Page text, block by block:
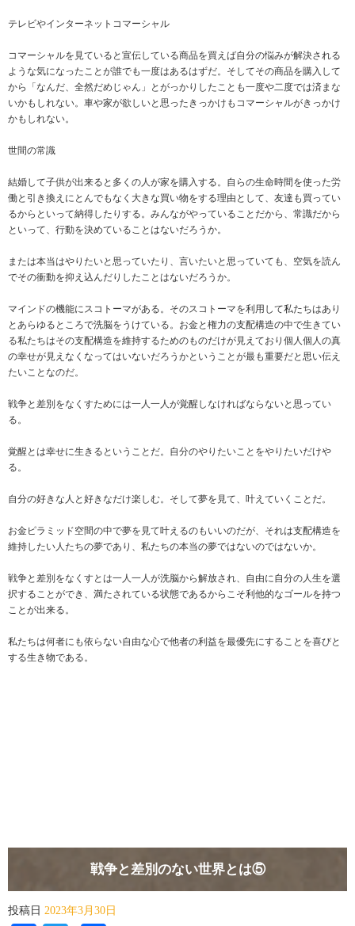
テレビやインターネットコマーシャル
コマーシャルを見ていると宣伝している商品を買えば自分の悩みが解決される
ような気になったことが誰でも一度はあるはずだ。そしてその商品を購入して
から「なんだ、全然だめじゃん」とがっかりしたことも一度や二度では済まな
いかもしれない。車や家が欲しいと思ったきっかけもコマーシャルがきっかけ
かもしれない。
世間の常識
結婚して子供が出来ると多くの人が家を購入する。自らの生命時間を使った労
働と引き換えにとんでもなく大きな買い物をする理由として、友達も買ってい
るからといって納得したりする。みんながやっていることだから、常識だから
といって、行動を決めていることはないだろうか。
または本当はやりたいと思っていたり、言いたいと思っていても、空気を読ん
でその衝動を抑え込んだりしたことはないだろうか。
マインドの機能にスコトーマがある。そのスコトーマを利用して私たちはあり
とあらゆるところで洗脳をうけている。お金と権力の支配構造の中で生きてい
る私たちはその支配構造を維持するためのものだけが見えており個人個人の真
の幸せが見えなくなってはいないだろうかということが最も重要だと思い伝え
たいことなのだ。
戦争と差別をなくすためには一人一人が覚醒しなければならないと思ってい
る。
覚醒とは幸せに生きるということだ。自分のやりたいことをやりたいだけや
る。
自分の好きな人と好きなだけ楽しむ。そして夢を見て、叶えていくことだ。
お金ピラミッド空間の中で夢を見て叶えるのもいいのだが、それは支配構造を
維持したい人たちの夢であり、私たちの本当の夢ではないのではないか。
戦争と差別をなくすとは一人一人が洗脳から解放され、自由に自分の人生を選
択することができ、満たされている状態であるからこそ利他的なゴールを持つ
ことが出来る。
私たちは何者にも依らない自由な心で他者の利益を最優先にすることを喜びと
する生き物である。
戦争と差別のない世界とは⑤
投稿日 2023年3月30日